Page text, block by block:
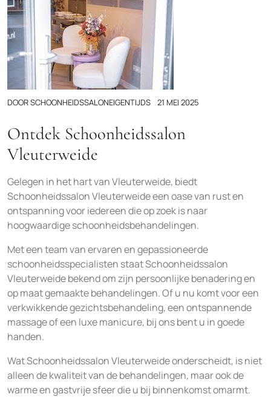
DOORSCHOONHEIDSSALONEIGENTIJDS 21 MEI 2025
Ontdek Schoonheidssalon
Vleuterweide
Gelegen in het hart van Vleuterweide, biedt
Schoonheidssalon Vleuterweide een oase van rust en
ontspanning voor iedereen die op zoek is naar
hoogwaardige schoonheidsbehandelingen.
Met een team van ervaren en gepassioneerde
schoonheidsspecialisten staat Schoonheidssalon
Vleuterweide bekend om zijn persoonlijke benadering en
op maat gemaakte behandelingen. Of u nu komt voor een
verkwikkende gezichtsbehandeling, een ontspannende
massage of een luxe manicure, bij ons bent u in goede
handen.
Wat Schoonheidssalon Vleuterweide onderscheidt, is niet
alleen de kwaliteit van de behandelingen, maar ook de
warme en gastvrije sfeer die u bij binnenkomst omarmt.